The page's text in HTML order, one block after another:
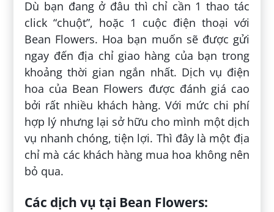
Dù bạn đang ở đâu thì chỉ cần 1 thao tác
click “chuột”, hoặc 1 cuộc điện thoại với
Bean Flowers. Hoa bạn muốn sẽ được gửi
ngay đến địa chỉ giao hàng của bạn trong
khoảng thời gian ngắn nhất. Dịch vụ điện
hoa của Bean Flowers được đánh giá cao
bởi rất nhiều khách hàng. Với mức chi phí
hợp lý nhưng lại sở hữu cho mình một dịch
vụ nhanh chóng, tiện lợi. Thì đây là một địa
chỉ mà các khách hàng mua hoa không nên
bỏ qua.
Các dịch vụ tại Bean Flowers: